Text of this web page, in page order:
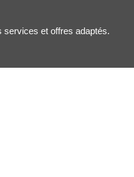
services et offres adaptés.